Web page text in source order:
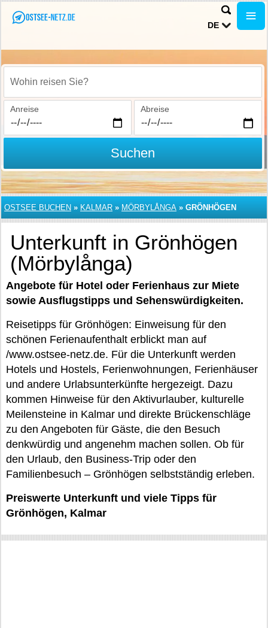
DE
Wohin reisen Sie?
Anreise Abreise
Suchen
OSTSEE BUCHEN » KALMAR » MÖRBYLÅNGA » GRÖNHÖGEN
Unterkunft in Grönhögen
(Mörbylånga)
Angebote für Hotel oder Ferienhaus zur Miete
sowie Ausflugstipps und Sehenswürdigkeiten.
Reisetipps für Grönhögen: Einweisung für den
schönen Ferienaufenthalt erblickt man auf
/www.ostsee-netz.de. Für die Unterkunft werden
Hotels und Hostels, Ferienwohnungen, Ferienhäuser
und andere Urlabsunterkünfte hergezeigt. Dazu
kommen Hinweise für den Aktivurlauber, kulturelle
Meilensteine in Kalmar und direkte Brückenschläge
zu den Angeboten für Gäste, die den Besuch
denkwürdig und angenehm machen sollen. Ob für
den Urlaub, den Business-Trip oder den
Familienbesuch – Grönhögen selbstständig erleben.
Preiswerte Unterkunft und viele Tipps für
Grönhögen, Kalmar